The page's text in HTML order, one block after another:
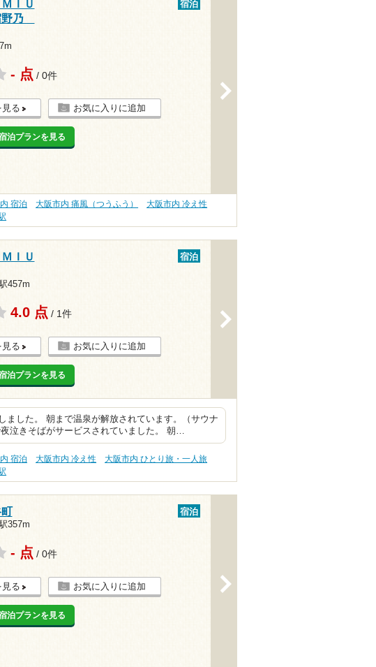
ＩＵ
野乃
宿泊
- 点 / 0件
る お気に入りに追加
泊プランを見る
宿泊 大阪市内 痛風（つうふう）
大阪市内 冷え性
ＩＵ
457m
宿泊
4.0 点 / 1件
る お気に入りに追加
泊プランを見る
ました。 朝まで温泉が解放されています。（サウナ
泣きそばがサービスされていました。 朝…
宿泊 大阪市内 冷え性
大阪市内 ひとり旅・一人旅
357m
宿泊
- 点 / 0件
る お気に入りに追加
泊プランを見る